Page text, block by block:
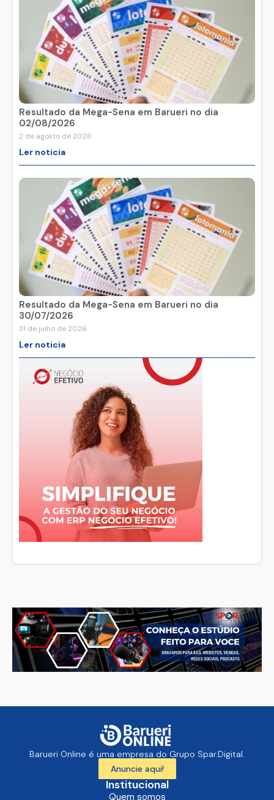
Resultado da Mega-Sena em Barueri no dia
02/08/2026
2 de agosto de 2026
Ler noticia
Resultado da Mega-Sena em Barueri no dia
30/07/2026
31 de julho de 2026
Ler noticia
Barueri Online é uma empresa do Grupo Spar.Digital.
Anuncie aqui!
Institucional
Quem somos